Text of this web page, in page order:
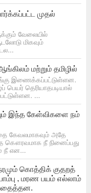
முதல்
வேலையில்
மிகவும்
மற்றும் தமிழில்
இணைக்கப்பட்டுள்ளன.
பெயர் தெரியாதபடியால்
...
இந்த கேள்விகளை நம்
கேவலமாகவும் அதே
கௌரவமாக நீ நினைப்பது
நீ என...
கொத்திக் குதறத்
, மரண பயம் எல்லாம்
வதைத்தன.